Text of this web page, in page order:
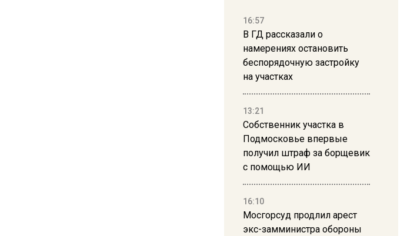
16:57
В ГД рассказали о
намерениях остановить
беспорядочную застройку
на участках
13:21
Собственник участка в
Подмосковье впервые
получил штраф за борщевик
с помощью ИИ
16:10
Мосгорсуд продлил арест
экс-замминистра обороны